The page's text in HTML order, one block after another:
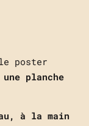
poster
une planche
à la main